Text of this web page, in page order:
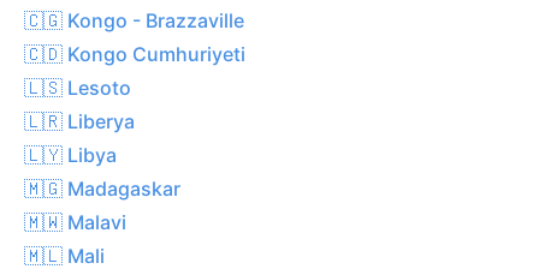
🇨🇬 Kongo - Brazzaville
🇨🇩 Kongo Cumhuriyeti
🇱🇸 Lesoto
🇱🇷 Liberya
🇱🇾 Libya
🇲🇬 Madagaskar
🇲🇼 Malavi
🇲🇱 Mali